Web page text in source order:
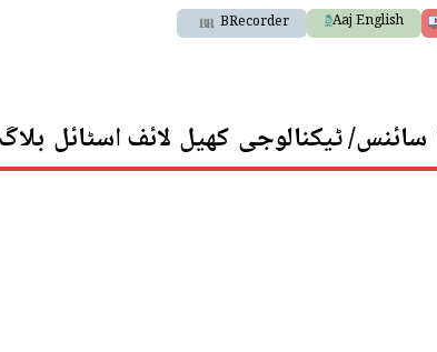
Aaj English
BRecorder
سائنس/ ٹیکنالوجی کھیل لائف اسٹائل